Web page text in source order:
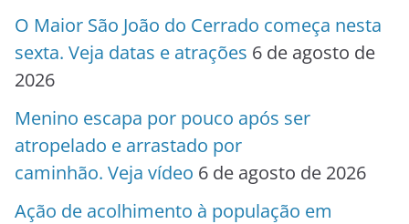
O Maior São João do Cerrado começa nesta
sexta. Veja datas e atrações 6 de agosto de
2026
Menino escapa por pouco após ser
atropelado e arrastado por
caminhão. Veja vídeo 6 de agosto de 2026
Ação de acolhimento à população em